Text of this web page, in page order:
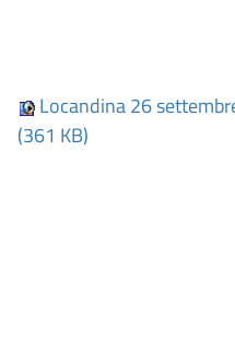
Locandina 26
(361 KB)